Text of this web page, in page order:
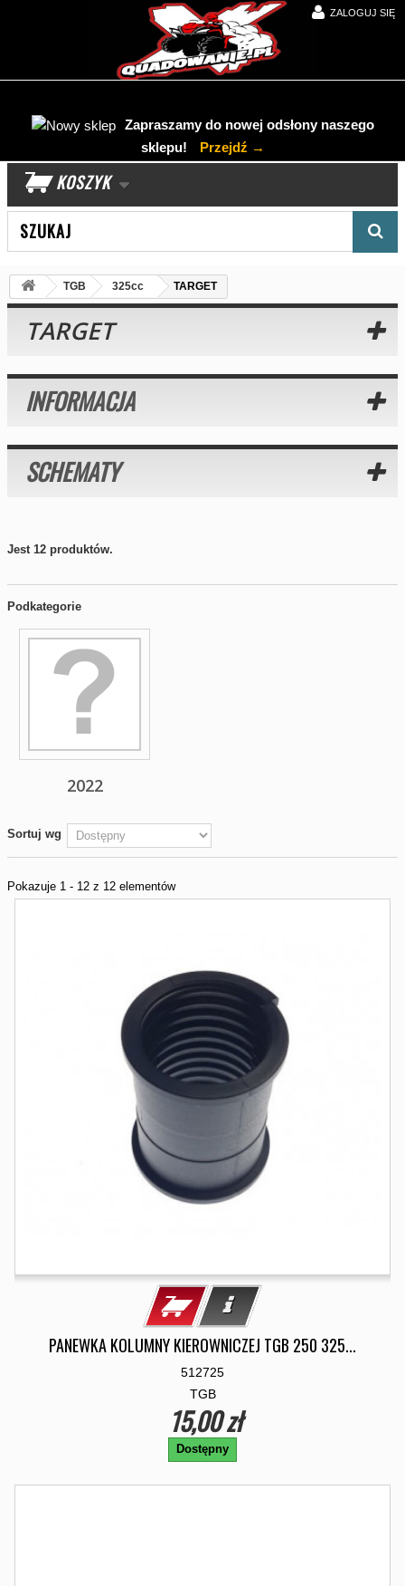
ZALOGUJ SIĘ
Zapraszamy do nowej odsłony naszego
sklepu!
Przejdź →
KOSZYK
TGB 325cc TARGET
TARGET
INFORMACJA
SCHEMATY
Jest 12 produktów.
Podkategorie
2022
Sortuj wg
Pokazuje 1 - 12 z 12 elementów
PANEWKA KOLUMNY KIEROWNICZEJ TGB 250 325...
512725
TGB
15,00 zł
Dostępny